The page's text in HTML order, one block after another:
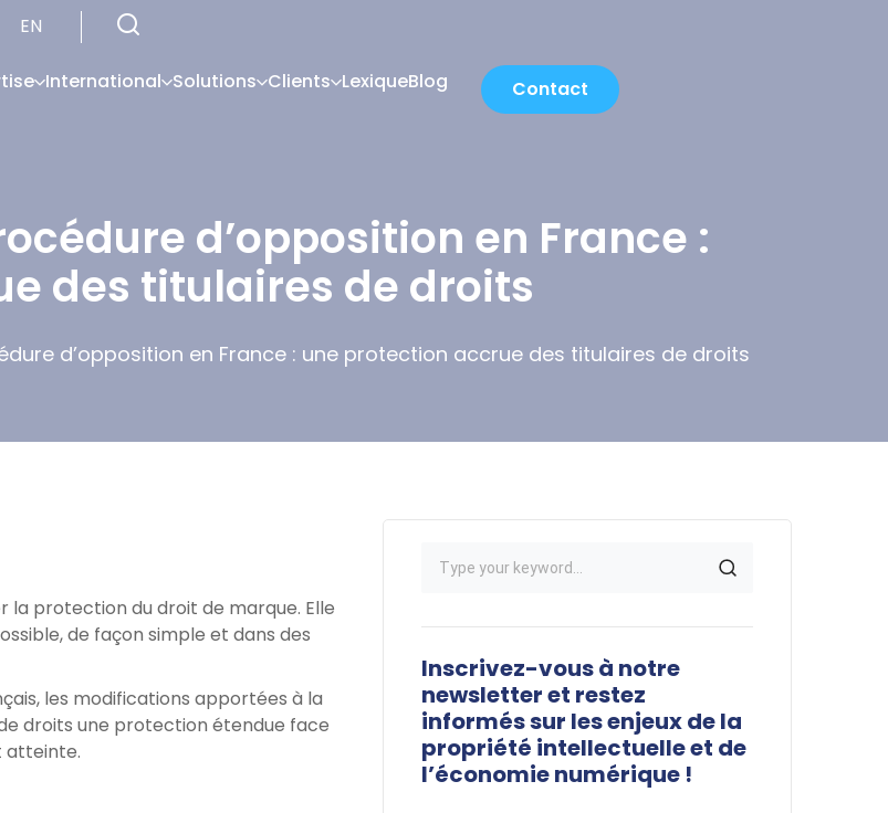
EN
International Solutions Clients LexiqueBlog Contact
d’opposition en France :
des titulaires de droits
d’opposition en France : une protection accrue des titulaires de droits
la protection du droit de marque. Elle
de façon simple et dans des
les modifications apportées à la
droits une protection étendue face
atteinte.
Inscrivez-vous à notre
newsletter et restez
informés sur les enjeux de la
propriété intellectuelle et de
l’économie numérique !